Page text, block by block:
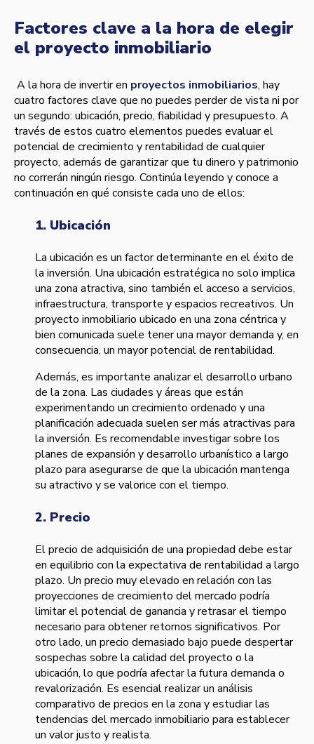
Factores clave a la hora de elegir
el proyecto inmobiliario
A la hora de invertir en proyectos inmobiliarios, hay
cuatro factores clave que no puedes perder de vista ni por
un segundo: ubicación, precio, fiabilidad y presupuesto. A
través de estos cuatro elementos puedes evaluar el
potencial de crecimiento y rentabilidad de cualquier
proyecto, además de garantizar que tu dinero y patrimonio
no correrán ningún riesgo. Continúa leyendo y conoce a
continuación en qué consiste cada uno de ellos:
1. Ubicación
La ubicación es un factor determinante en el éxito de
la inversión. Una ubicación estratégica no solo implica
una zona atractiva, sino también el acceso a servicios,
infraestructura, transporte y espacios recreativos. Un
proyecto inmobiliario ubicado en una zona céntrica y
bien comunicada suele tener una mayor demanda y, en
consecuencia, un mayor potencial de rentabilidad.
Además, es importante analizar el desarrollo urbano
de la zona. Las ciudades y áreas que están
experimentando un crecimiento ordenado y una
planificación adecuada suelen ser más atractivas para
la inversión. Es recomendable investigar sobre los
planes de expansión y desarrollo urbanístico a largo
plazo para asegurarse de que la ubicación mantenga
su atractivo y se valorice con el tiempo.
2. Precio
El precio de adquisición de una propiedad debe estar
en equilibrio con la expectativa de rentabilidad a largo
plazo. Un precio muy elevado en relación con las
proyecciones de crecimiento del mercado podría
limitar el potencial de ganancia y retrasar el tiempo
necesario para obtener retornos significativos. Por
otro lado, un precio demasiado bajo puede despertar
sospechas sobre la calidad del proyecto o la
ubicación, lo que podría afectar la futura demanda o
revalorización. Es esencial realizar un análisis
comparativo de precios en la zona y estudiar las
tendencias del mercado inmobiliario para establecer
un valor justo y realista.